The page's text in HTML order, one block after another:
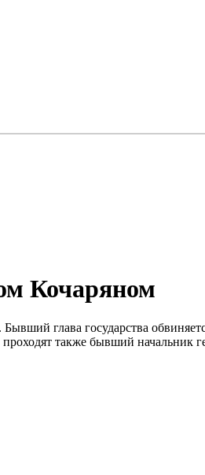
Кочаряном
глава государства
также бывший начальник